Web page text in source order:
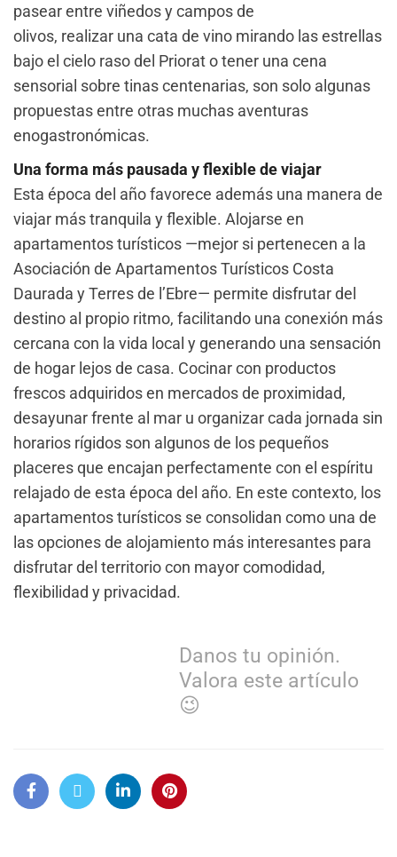
pasear entre viñedos y campos de
olivos, realizar una cata de vino mirando las estrellas
bajo el cielo raso del Priorat o tener una cena
sensorial sobre tinas centenarias, son solo algunas
propuestas entre otras muchas aventuras
enogastronómicas.
Una forma más pausada y flexible de viajar
Esta época del año favorece además una manera de
viajar más tranquila y flexible. Alojarse en
apartamentos turísticos —mejor si pertenecen a la
Asociación de Apartamentos Turísticos Costa
Daurada y Terres de l’Ebre— permite disfrutar del
destino al propio ritmo, facilitando una conexión más
cercana con la vida local y generando una sensación
de hogar lejos de casa. Cocinar con productos
frescos adquiridos en mercados de proximidad,
desayunar frente al mar u organizar cada jornada sin
horarios rígidos son algunos de los pequeños
placeres que encajan perfectamente con el espíritu
relajado de esta época del año. En este contexto, los
apartamentos turísticos se consolidan como una de
las opciones de alojamiento más interesantes para
disfrutar del territorio con mayor comodidad,
flexibilidad y privacidad.
Danos tu opinión.
Valora este artículo
😉